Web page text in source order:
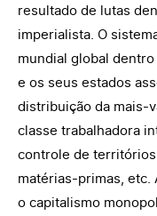
resultado de lutas
imperialista. O
mundial global
e os seus estados
distribuição da mais-
classe trabalhadora
controle de
matérias-primas, etc.
o capitalismo